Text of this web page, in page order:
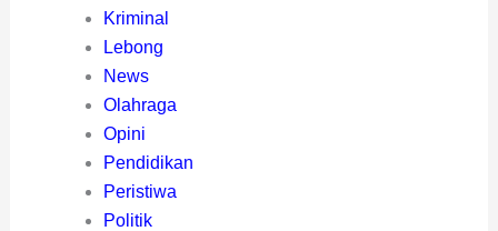
Kriminal
Lebong
News
Olahraga
Opini
Pendidikan
Peristiwa
Politik